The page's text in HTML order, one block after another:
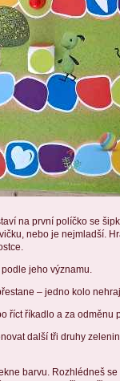
na první políčko se
nebo je nejmladší.
jeho významu.
– jedno kolo
říct říkadlo a za odměnu
další tři druhy
barvu. Rozhlédneš